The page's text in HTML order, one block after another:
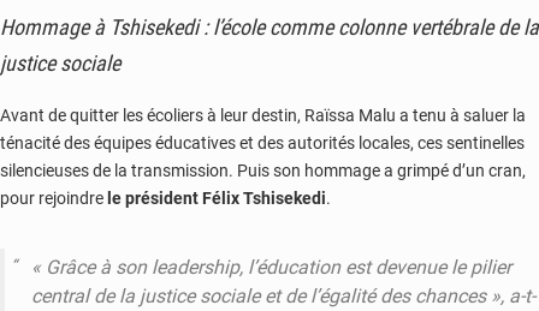
Hommage à Tshisekedi : l’école comme colonne vertébrale de la
justice sociale
Avant de quitter les écoliers à leur destin, Raïssa Malu a tenu à saluer la
ténacité des équipes éducatives et des autorités locales, ces sentinelles
silencieuses de la transmission. Puis son hommage a grimpé d’un cran,
pour rejoindre le président Félix Tshisekedi.
« Grâce à son leadership, l’éducation est devenue le pilier
central de la justice sociale et de l’égalité des chances », a-t-